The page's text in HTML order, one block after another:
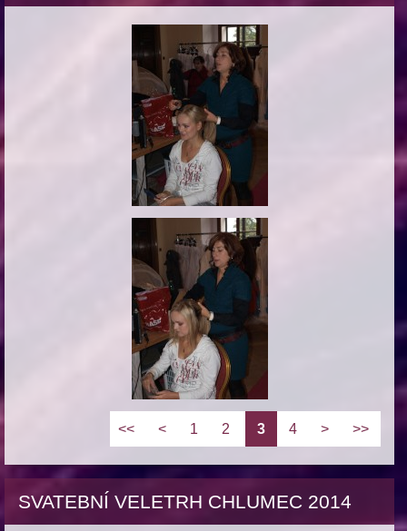
<< < 1 2 3 4 > >>
SVATEBNÍ VELETRH CHLUMEC 2014